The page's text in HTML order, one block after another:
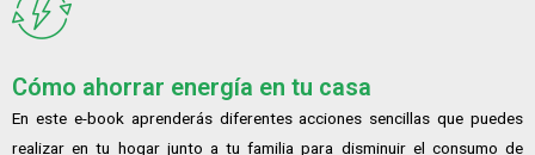
Cómo ahorrar energía en tu casa
En este e-book aprenderás diferentes acciones sencillas que puedes
realizar en tu hogar junto a tu familia para disminuir el consumo de